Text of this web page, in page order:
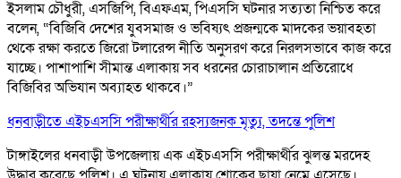
ইসলাম চৌধুরী, এসজিপি, বিএফএম, পিএসসি ঘটনার সত্যতা নিশ্চিত করে
বলেন, “বিজিবি দেশের যুবসমাজ ও ভবিষ্যৎ প্রজন্মকে মাদকের ভয়াবহতা
থেকে রক্ষা করতে জিরো টলারেন্স নীতি অনুসরণ করে নিরলসভাবে কাজ করে
যাচ্ছে। পাশাপাশি সীমান্ত এলাকায় সব ধরনের চোরাচালান প্রতিরোধে
বিজিবির অভিযান অব্যাহত থাকবে।”
ধনবাড়ীতে এইচএসসি পরীক্ষার্থীর রহস্যজনক মৃত্যু, তদন্তে পুলিশ
টাঙ্গাইলের ধনবাড়ী উপজেলায় এক এইচএসসি পরীক্ষার্থীর ঝুলন্ত মরদেহ